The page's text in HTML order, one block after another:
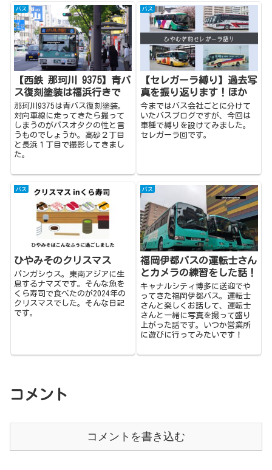
バス
【西鉄 那珂川 9375】青バ
ス復刻塗装は福浜行きで
那珂川9375は青バス復刻塗装。
対向車線に走ってきたら撮って
しまうのがバスオタクの性と言
うものでしょうか。高砂２丁目
と長浜１丁目で撮影してきまし
た。
バス
【セレガーラ縛り】過去写
真を振り返ります！ほか
今まではバス会社ごとに分けて
いたバスブログですが、今回は
車種で縛りを設けてみました。
セレガーラ回です。
バス
ひやみそのクリスマス
パンガシウス。東南アジアに生
息するナマズです。そんな魚を
くら寿司で食べたのが2024年の
クリスマスでした。そんな日記
です。
バス
福岡伊都バスの運転士さん
とカメラの練習をした話！
キャナルシティ博多に送迎でや
ってきた福岡伊都バス。運転士
さんと楽しくお話して、運転士
さんと一緒に写真を撮って盛り
上がった話です。いつか営業所
に遊びに行ってみたいです！
コメント
コメントを書き込む